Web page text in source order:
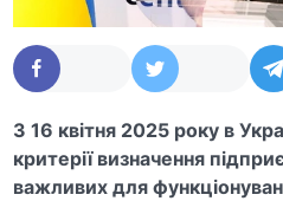
З 16 квітня 2025 року в
критерії визначення
важливих для